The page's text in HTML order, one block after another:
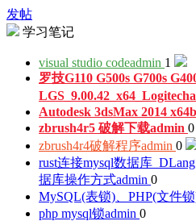
发帖
学习笔记
visual studio codeadmin 1
罗技G110 G500s G700s
LGS_9.00.42_x64_Logitech
Autodesk 3dsMax 2014
zbrush4r5 破解下载admin 0
zbrush4r4破解程序admin 0
rust连接mysql数据库
据库操作方式admin 0
MySQL(表锁)、PHP(文件
php mysql锁admin 0